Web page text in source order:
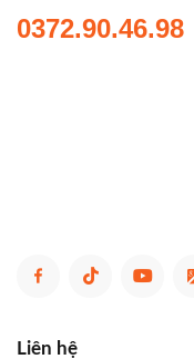
0372.90.46.98
Liên hệ